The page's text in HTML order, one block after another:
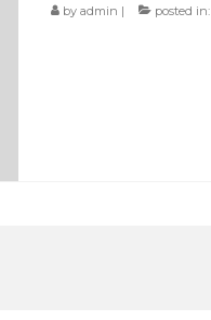
byadmin | posted in: